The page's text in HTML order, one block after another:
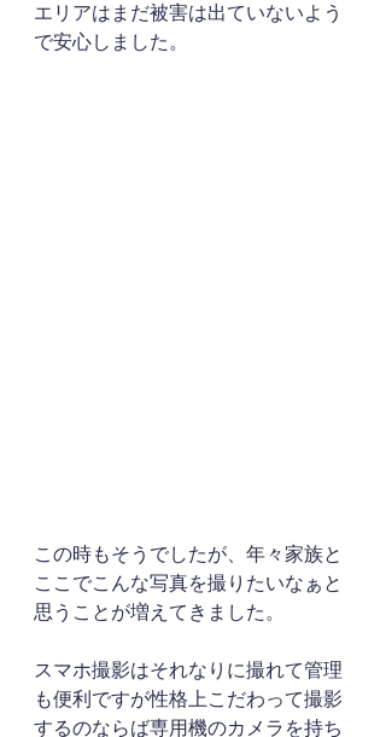
エリアはまだ被害は出ていないよう
で安心しました。
この時もそうでしたが、年々家族と
ここでこんな写真を撮りたいなぁと
思うことが増えてきました。
スマホ撮影はそれなりに撮れて管理
も便利ですが性格上こだわって撮影
するのならば専用機のカメラを持ち